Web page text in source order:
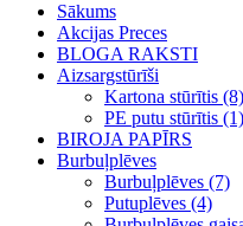
Sākums
Akcijas Preces
BLOGA RAKSTI
Aizsargstūrīši
Kartona stūrītis (8)
PE putu stūrītis (1)
BIROJA PAPĪRS
Burbuļplēves
Burbuļplēves (7)
Putuplēves (4)